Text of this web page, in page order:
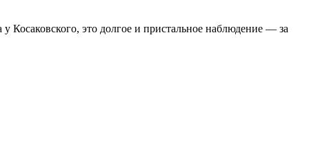
Косаковского, это долгое и пристальное наблюдение — за